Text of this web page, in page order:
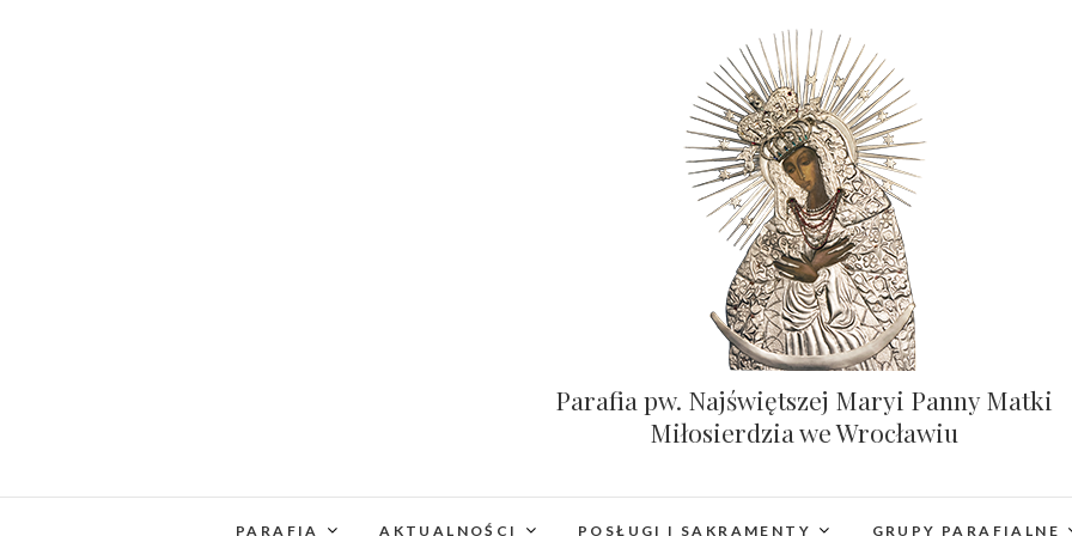
Parafia pw. Najświętszej Maryi Panny Matki
Miłosierdzia we Wrocławiu
PARAFIA AKTUALNOŚCI POSŁUGI I SAKRAMENTY GRUPY PARAFIALNE